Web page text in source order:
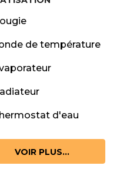
de température
d'eau
VOIR PLUS...